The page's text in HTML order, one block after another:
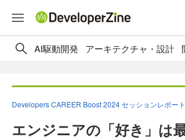
AI駆動開発 アーキテクチャ・設計
Developers CAREER Boost 2024 セッションレポート
エンジニアの「好き」は